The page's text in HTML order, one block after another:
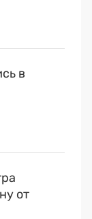
в
от